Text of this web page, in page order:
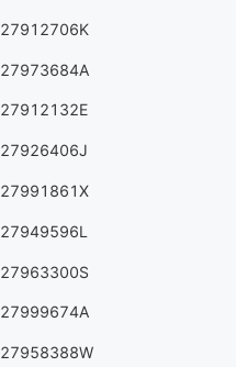
27912706K
27973684A
27912132E
27926406J
27991861X
27949596L
27963300S
27999674A
27958388W